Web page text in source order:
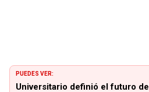
PUEDES VER:
Universitario definió el futuro